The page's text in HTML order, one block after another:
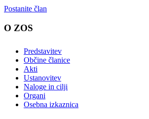
Postanite član
O ZOS
Predstavitev
Občine članice
Akti
Ustanovitev
Naloge in cilji
Organi
Osebna izkaznica